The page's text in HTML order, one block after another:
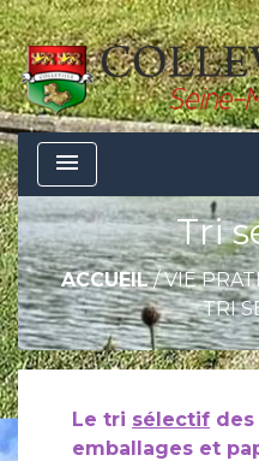
menu
Tri
ACCUEIL/VIE
TRI
Le tri sélectif des
emballages et